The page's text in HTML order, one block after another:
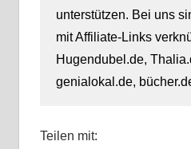
unterstützen. Bei uns
mit Affiliate-Links
Hugendubel.de,
genialokal.de,
Teilen mit: